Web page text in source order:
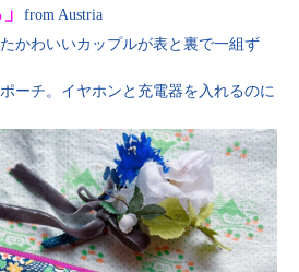
from Austria
かわいいカップルが表と裏で一組ず
ーチ。イヤホンと充電器を入れるのに